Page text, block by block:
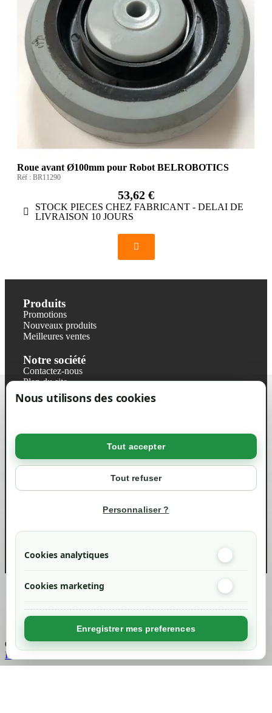
Nous utilisons des cookies
Tout accepter
Tout refuser
Personnaliser ?
Cookies analytiques
Cookies marketing
Enregistrer mes preferences
Roue avant Ø100mm pour Robot BELROBOTICS
Réf : BR11290
53,62 €
STOCK PIECES CHEZ FABRICANT - DELAI DE
LIVRAISON 10 JOURS
Produits
Promotions
Nouveaux produits
Meilleures ventes
Notre société
Contactez-nous
Plan du site
Magasin
Mentions légales
Politique de confidentialité RGPD
Votre compte
info@green-tech-shop.com
Created byNageoconcept
Chargement...
Retour en haut